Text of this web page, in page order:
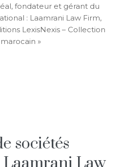
fondateur et gérant du
: Laamrani Law Firm,
LexisNexis – Collection
»
sociétés